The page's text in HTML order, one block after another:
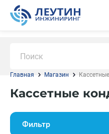
Главная Магазин
Кассетные
Фильтр